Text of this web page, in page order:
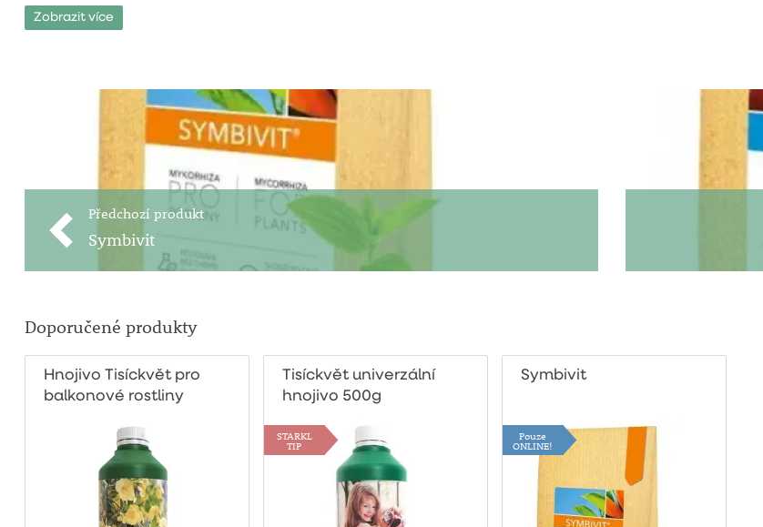
Zobrazit více
Předchozí produkt
Symbivit
Doporučené produkty
Hnojivo Tisíckvět pro
balkonové rostliny
Tisíckvět univerzální
hnojivo 500g
STARKL
TIP
Symbivit
Pouze
ONLINE!